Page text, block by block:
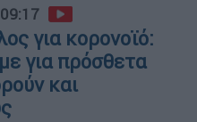
για κορονοϊό:
για πρόσθετα
και